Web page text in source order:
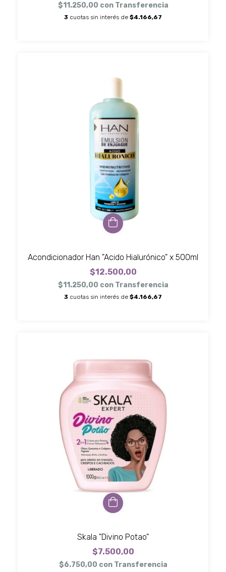
$11.250,00 con Transferencia
3 cuotas sin interés de $4.166,67
Acondicionador Han "Acido Hialurónico" x 500ml
$12.500,00
$11.250,00 con Transferencia
3 cuotas sin interés de $4.166,67
Skala "Divino Potao"
$7.500,00
$6.750,00 con Transferencia